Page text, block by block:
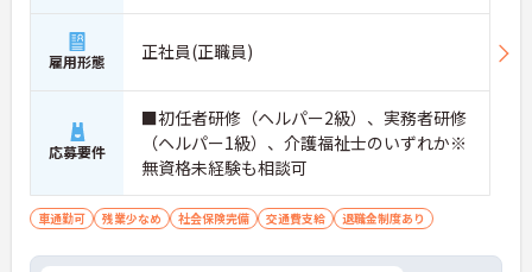
雇用形態 正社員(正職員)
応募要件
■初任者研修（ヘルパー2級）、実務者研修
（ヘルパー1級）、介護福祉士のいずれか※
無資格未経験も相談可
車通勤可 残業少なめ 社会保険完備 交通費支給 退職金制度あり